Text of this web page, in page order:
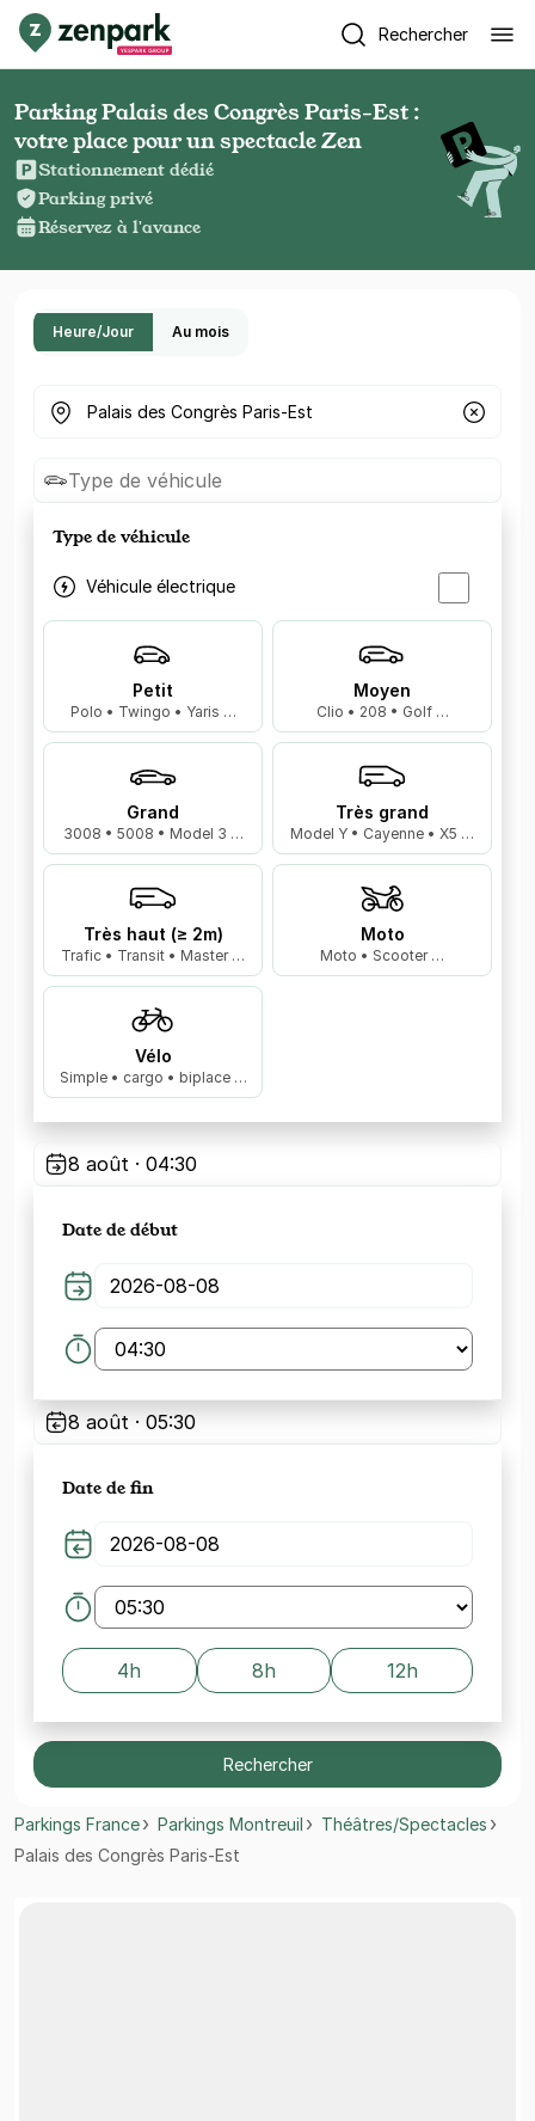
Rechercher
Parking Palais des Congrès Paris-Est :
votre place pour un spectacle Zen
Stationnement dédié
Parking privé
Réservez à l'avance
Heure/Jour Au mois
Où cherchez-vous un parking ?
Type de véhicule
Type de véhicule
Véhicule électrique
Petit
Polo • Twingo • Yaris …
Moyen
Clio • 208 • Golf …
Grand
3008 • 5008 • Model 3 …
Très grand
Model Y • Cayenne • X5 …
Très haut (≥ 2m)
Trafic • Transit • Master …
Moto
Moto • Scooter …
Vélo
Simple • cargo • biplace …
8 août · 04:30
Date de début
8 août · 05:30
Date de fin
4h 8h 12h
Rechercher
Parkings France Parkings Montreuil
Théâtres/Spectacles
Palais des Congrès Paris-Est